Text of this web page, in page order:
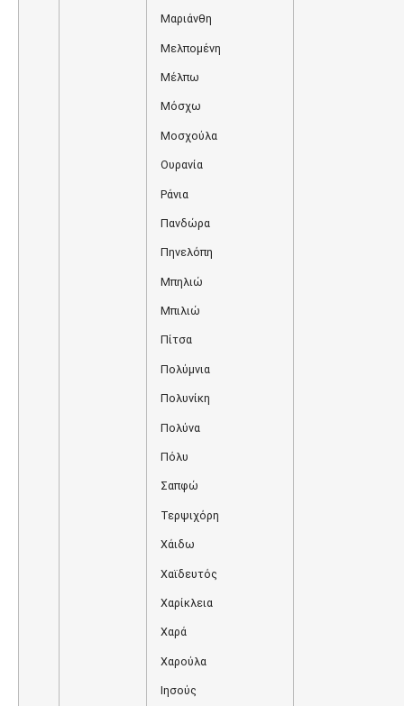
Μαριάνθη
Μελπομένη
Μέλπω
Μόσχω
Μοσχούλα
Ουρανία
Ράνια
Πανδώρα
Πηνελόπη
Μπηλιώ
Μπιλιώ
Πίτσα
Πολύμνια
Πολυνίκη
Πολύνα
Πόλυ
Σαπφώ
Τερψιχόρη
Χάιδω
Χαϊδευτός
Χαρίκλεια
Χαρά
Χαρούλα
Ιησούς